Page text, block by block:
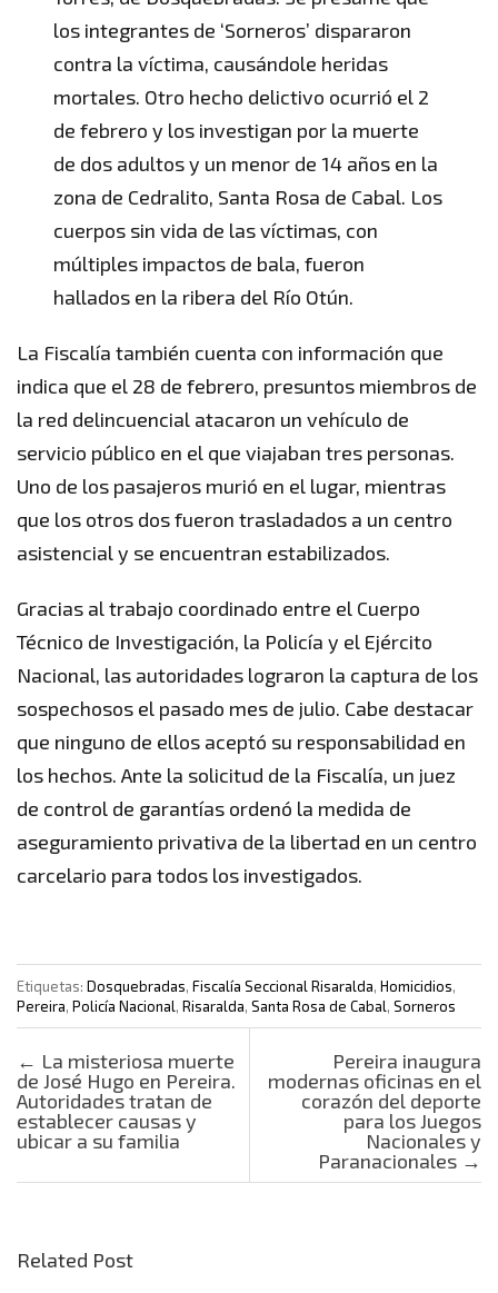
los integrantes de ‘Sorneros’ dispararon
contra la víctima, causándole heridas
mortales. Otro hecho delictivo ocurrió el 2
de febrero y los investigan por la muerte
de dos adultos y un menor de 14 años en la
zona de Cedralito, Santa Rosa de Cabal. Los
cuerpos sin vida de las víctimas, con
múltiples impactos de bala, fueron
hallados en la ribera del Río Otún.
La Fiscalía también cuenta con información que
indica que el 28 de febrero, presuntos miembros de
la red delincuencial atacaron un vehículo de
servicio público en el que viajaban tres personas.
Uno de los pasajeros murió en el lugar, mientras
que los otros dos fueron trasladados a un centro
asistencial y se encuentran estabilizados.
Gracias al trabajo coordinado entre el Cuerpo
Técnico de Investigación, la Policía y el Ejército
Nacional, las autoridades lograron la captura de los
sospechosos el pasado mes de julio. Cabe destacar
que ninguno de ellos aceptó su responsabilidad en
los hechos. Ante la solicitud de la Fiscalía, un juez
de control de garantías ordenó la medida de
aseguramiento privativa de la libertad en un centro
carcelario para todos los investigados.
Etiquetas: Dosquebradas, Fiscalía Seccional Risaralda, Homicidios,
Pereira, Policía Nacional, Risaralda, Santa Rosa de Cabal, Sorneros
Post navigation
← La misteriosa muerte
de José Hugo en Pereira.
Autoridades tratan de
establecer causas y
ubicar a su familia
Pereira inaugura
modernas oficinas en el
corazón del deporte
para los Juegos
Nacionales y
Paranacionales →
Related Post